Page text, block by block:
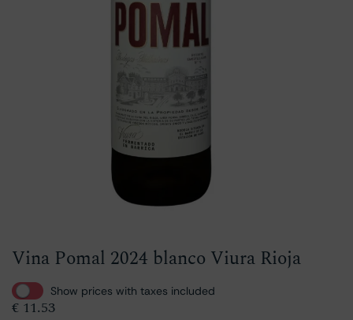
Vina Pomal 2024 blanco Viura Rioja
Show prices with taxes included
€ 11.53